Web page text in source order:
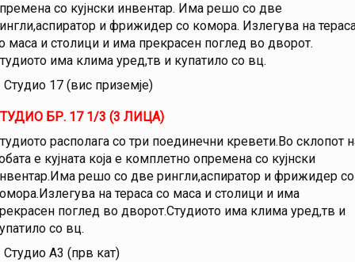
со кујнски инвентар. Има решо со две
и фрижидер со комора. Излегува на
маса и столици и има прекрасен поглед во дворот.
има клима уред,тв и купатило со вц.
Студио 17 (вис приземје)
БР. 17 1/3 (3 ЛИЦА)
располага со три поединечни кревети.Во склопот
е кујната која е комплетно опремена со кујнски
решо со две рингли,аспиратор и фрижидер со
на тераса со маса и столици и има
поглед во дворот.Студиото има клима уред,тв и
со вц.
Студио А3 (прв кат)